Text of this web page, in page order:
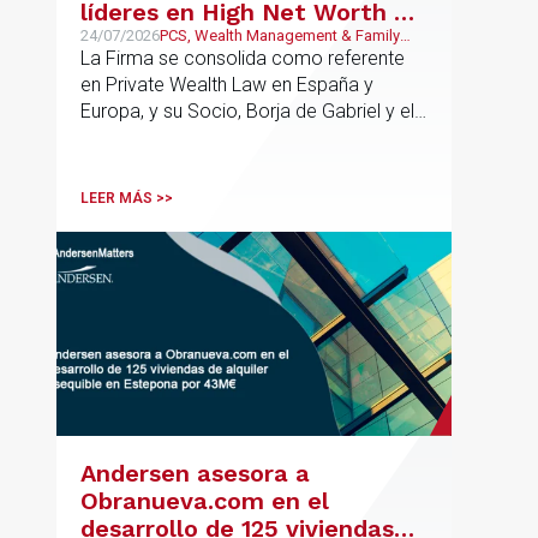
líderes en High Net Worth en
España y Europa
24/07/2026PCS, Wealth Management & Family
Business
La Firma se consolida como referente
en Private Wealth Law en España y
Europa, y su Socio, Borja de Gabriel y el
profesionales clave del sector.
LEER MÁS >>
Andersen asesora a
Obranueva.com en el
desarrollo de 125 viviendas